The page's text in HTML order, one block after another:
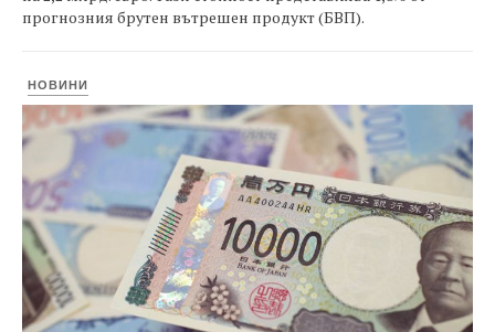
прогнозния брутен вътрешен продукт (БВП).
НОВИНИ